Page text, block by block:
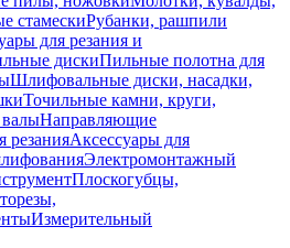
стамескиРубанки, рашпили
для резания и
дискиПильные полотна для
Шлифовальные диски, насадки,
Точильные камни, круги,
Направляющие
резанияАксессуары для
Электромонтажный
Плоскогубцы,
Измерительный